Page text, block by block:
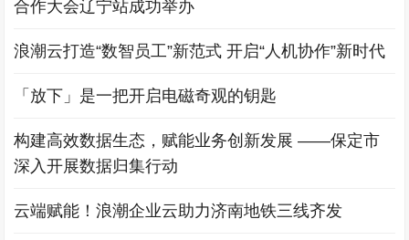
合作大会辽宁站成功举办
浪潮云打造“数智员工”新范式 开启“人机协作”新时代
「放下」是一把开启电磁奇观的钥匙
构建高效数据生态，赋能业务创新发展 ——保定市
深入开展数据归集行动
云端赋能！浪潮企业云助力济南地铁三线齐发